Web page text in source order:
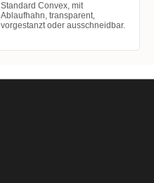
Standard Convex, mit
Ablaufhahn, transparent,
vorgestanzt oder ausschneidbar.